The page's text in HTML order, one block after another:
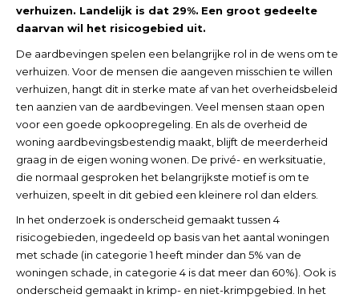
verhuizen. Landelijk is dat 29%. Een groot gedeelte
daarvan wil het risicogebied uit.
De aardbevingen spelen een belangrijke rol in de wens om te
verhuizen. Voor de mensen die aangeven misschien te willen
verhuizen, hangt dit in sterke mate af van het overheidsbeleid
ten aanzien van de aardbevingen. Veel mensen staan open
voor een goede opkoopregeling. En als de overheid de
woning aardbevingsbestendig maakt, blijft de meerderheid
graag in de eigen woning wonen. De privé- en werksituatie,
die normaal gesproken het belangrijkste motief is om te
verhuizen, speelt in dit gebied een kleinere rol dan elders.
In het onderzoek is onderscheid gemaakt tussen 4
risicogebieden, ingedeeld op basis van het aantal woningen
met schade (in categorie 1 heeft minder dan 5% van de
woningen schade, in categorie 4 is dat meer dan 60%). Ook is
onderscheid gemaakt in krimp- en niet-krimpgebied. In het